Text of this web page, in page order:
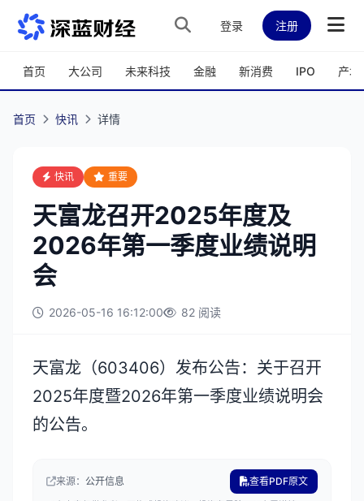
跳转到主内容
登录 注册
首页 大公司 未来科技 金融 新消费 IPO 产城
首页 快讯 详情
快讯 重要
天富龙召开2025年度及
2026年第一季度业绩说明
会
2026-05-16 16:12:00 82 阅读
天富龙（603406）发布公告：关于召开
2025年度暨2026年第一季度业绩说明会
的公告。
来源： 公开信息 查看PDF原文